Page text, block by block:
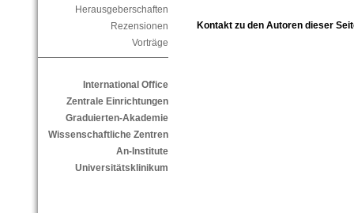
Herausgeberschaften
Rezensionen
Vorträge
International Office
Zentrale Einrichtungen
Graduierten-Akademie
Wissenschaftliche Zentren
An-Institute
Universitätsklinikum
Kontakt zu den Autoren dieser